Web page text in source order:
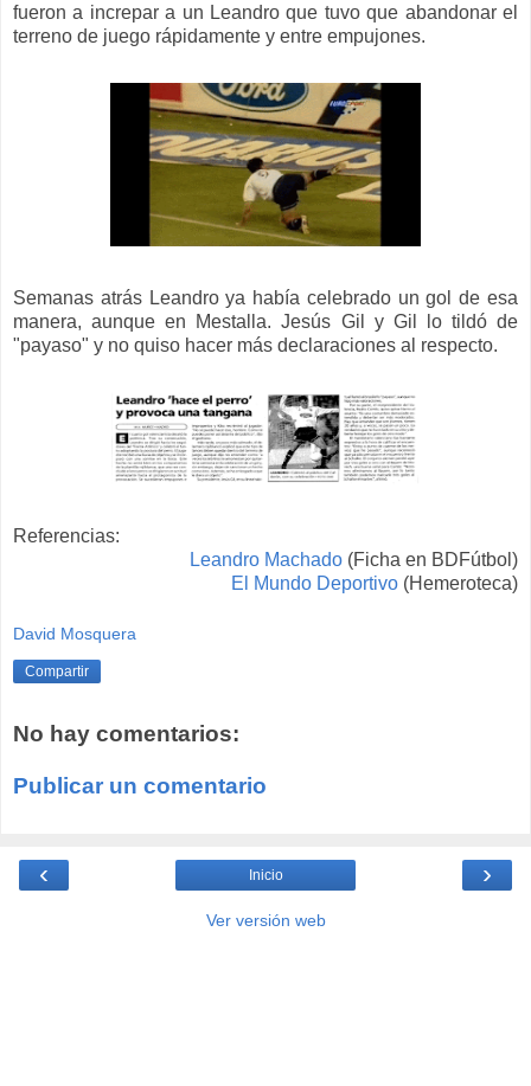
fueron a increpar a un Leandro que tuvoque abandonar el
terreno de juego rápidamente y entre empujones.
Semanas atrásLeandro ya había celebrado un gol de esa
manera, aunque en Mestalla. Jesús Gil y Gil lo tildó de
"payaso" y no quiso hacer más declaraciones al respecto.
Referencias:
Leandro Machado (Ficha en BDFútbol)
El Mundo Deportivo (Hemeroteca)
David Mosquera
Compartir
No hay comentarios:
Publicar un comentario
‹ ›
Inicio
Ver versión web